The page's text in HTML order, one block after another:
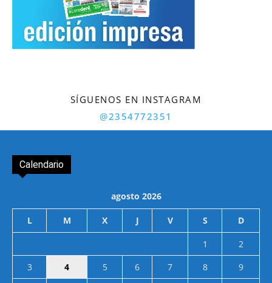
SÍGUENOS EN INSTAGRAM
@2354772351
Calendario
agosto 2026
L M X J V S D
1
2
3
4 5 6 7 8
9